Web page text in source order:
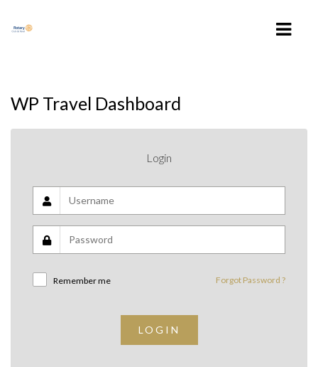
NEWS
AGENDA
WP Travel Dashboard
Login
Remember me Forgot Password ?
LOGIN